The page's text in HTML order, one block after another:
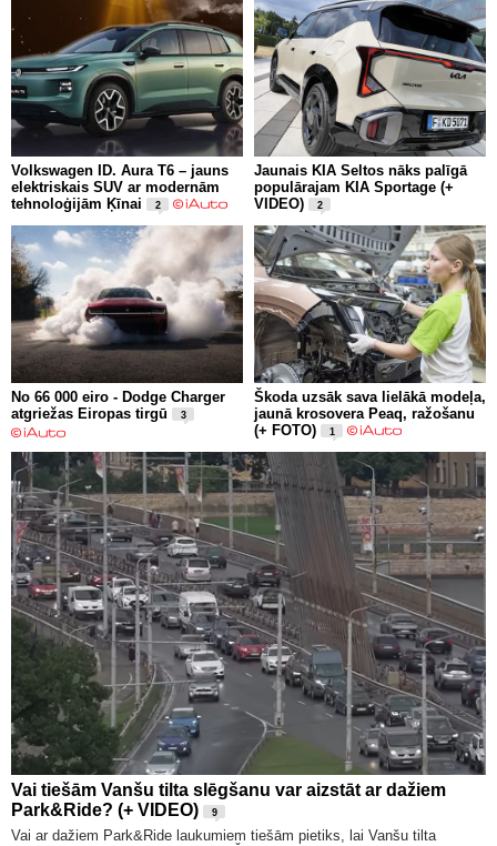
Volkswagen ID. Aura T6 – jauns
elektriskais SUV ar modernām
tehnoloģijām Ķīnai
2
Jaunais KIA Seltos nāks palīgā
populārajam KIA Sportage (+
VIDEO)
2
No 66 000 eiro - Dodge Charger
atgriežas Eiropas tirgū
3
Škoda uzsāk sava lielākā modeļa,
jaunā krosovera Peaq, ražošanu
(+ FOTO)
1
Vai tiešām Vanšu tilta slēgšanu var aizstāt ar dažiem
Park&Ride? (+ VIDEO)
9
Vai ar dažiem Park&Ride laukumiem tiešām pietiks, lai Vanšu tilta